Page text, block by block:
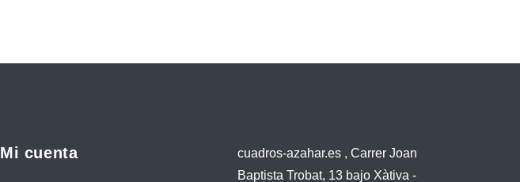
Mi cuenta
cuadros-azahar.es , Carrer Joan
Baptista Trobat, 13 bajo Xàtiva -